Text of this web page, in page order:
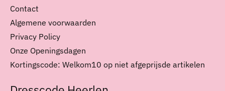
Contact
Algemene voorwaarden
Privacy Policy
Onze Openingsdagen
Kortingscode: Welkom10 op niet afgeprijsde artikelen